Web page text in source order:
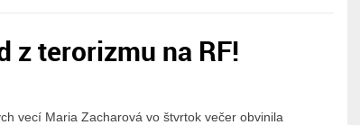
z terorizmu na RF!
vecí Maria Zacharová vo štvrtok večer obvinila